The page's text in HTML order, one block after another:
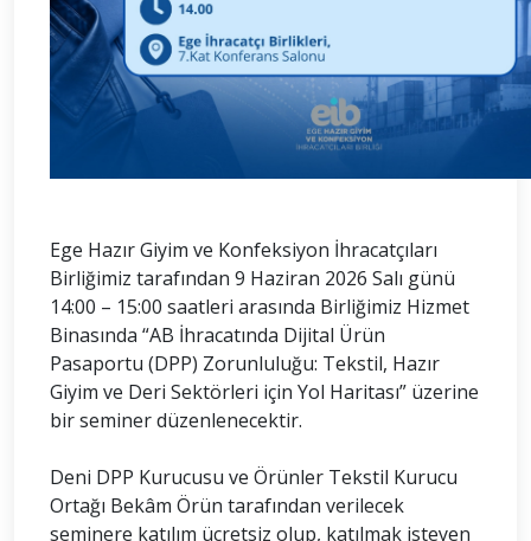
Ege Hazır Giyim ve Konfeksiyon İhracatçıları
Birliğimiz tarafından 9 Haziran 2026 Salı günü
14:00 – 15:00 saatleri arasında Birliğimiz Hizmet
Binasında “AB İhracatında Dijital Ürün
Pasaportu (DPP) Zorunluluğu: Tekstil, Hazır
Giyim ve Deri Sektörleri için Yol Haritası” üzerine
bir seminer düzenlenecektir.
Deni DPP Kurucusu ve Örünler Tekstil Kurucu
Ortağı Bekâm Örün tarafından verilecek
seminere katılım ücretsiz olup, katılmak isteyen